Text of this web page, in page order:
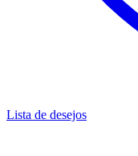
Lista de desejos